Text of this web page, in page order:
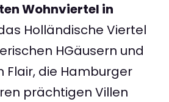
Wohnviertel in
Holländische Viertel
HGäusern und
Flair, die Hamburger
prächtigen Villen